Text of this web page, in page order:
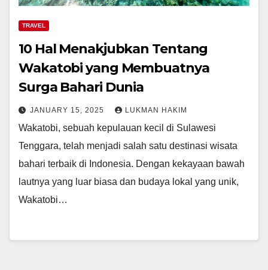
TRAVEL
10 Hal Menakjubkan Tentang
Wakatobi yang Membuatnya
Surga Bahari Dunia
JANUARY 15, 2025 LUKMAN HAKIM
Wakatobi, sebuah kepulauan kecil di Sulawesi
Tenggara, telah menjadi salah satu destinasi wisata
bahari terbaik di Indonesia. Dengan kekayaan bawah
lautnya yang luar biasa dan budaya lokal yang unik,
Wakatobi…